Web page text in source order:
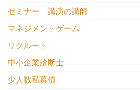
セミナー 講演の講師
マネジメントゲーム
リクルート
中小企業診断士
少人数私募債